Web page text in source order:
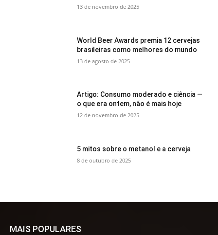
13 de novembro de 2025
World Beer Awards premia 12 cervejas
brasileiras como melhores do mundo
13 de agosto de 2025
Artigo: Consumo moderado e ciência —
o que era ontem, não é mais hoje
12 de novembro de 2025
5 mitos sobre o metanol e a cerveja
8 de outubro de 2025
MAIS POPULARES